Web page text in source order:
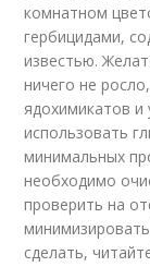
комнатном
гербицидами,
известью.
ничего не
ядохимикатов и
использовать
минимальных
необходимо
проверить на
сделать,